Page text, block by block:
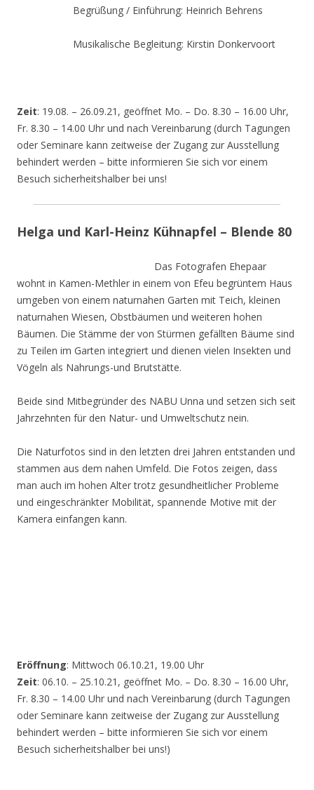
Begrüßung / Einführung: Heinrich Behrens
Musikalische Begleitung: Kirstin Donkervoort
Zeit: 19.08. – 26.09.21, geöffnet Mo. – Do. 8.30 – 16.00 Uhr,
Fr. 8.30 – 14.00 Uhr und nach Vereinbarung (durch Tagungen
oder Seminare kann zeitweise der Zugang zur Ausstellung
behindert werden – bitte informieren Sie sich vor einem
Besuch sicherheitshalber bei uns!
Helga und Karl-Heinz Kühnapfel – Blende 80
Das Fotografen Ehepaar
wohnt in Kamen-Methler in einem von Efeu begrüntem Haus
umgeben von einem naturnahen Garten mit Teich, kleinen
naturnahen Wiesen, Obstbäumen und weiteren hohen
Bäumen. Die Stämme der von Stürmen gefällten Bäume sind
zu Teilen im Garten integriert und dienen vielen Insekten und
Vögeln als Nahrungs-und Brutstätte.
Beide sind Mitbegründer des NABU Unna und setzen sich seit
Jahrzehnten für den Natur- und Umweltschutz nein.
Die Naturfotos sind in den letzten drei Jahren entstanden und
stammen aus dem nahen Umfeld. Die Fotos zeigen, dass
man auch im hohen Alter trotz gesundheitlicher Probleme
und eingeschränkter Mobilität, spannende Motive mit der
Kamera einfangen kann.
Eröffnung: Mittwoch 06.10.21, 19.00 Uhr
Zeit: 06.10. – 25.10.21, geöffnet Mo. – Do. 8.30 – 16.00 Uhr,
Fr. 8.30 – 14.00 Uhr und nach Vereinbarung (durch Tagungen
oder Seminare kann zeitweise der Zugang zur Ausstellung
behindert werden – bitte informieren Sie sich vor einem
Besuch sicherheitshalber bei uns!)